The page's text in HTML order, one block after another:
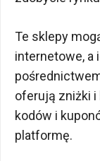
Te sklepy
internetowe, a
oferują zniżki i
kodów i
platformę.